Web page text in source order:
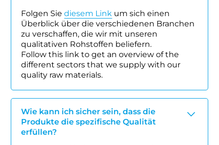
Folgen Siediesem Link um sich einen
Überblick über die verschiedenen Branchen
zu verschaffen, die wir mit unseren
qualitativen Rohstoffen beliefern.
Follow this link to get an overview of the
different sectors that we supply with our
quality raw materials.
Wie kann ich sicher sein, dass die
Produkte die spezifische Qualität
erfüllen?